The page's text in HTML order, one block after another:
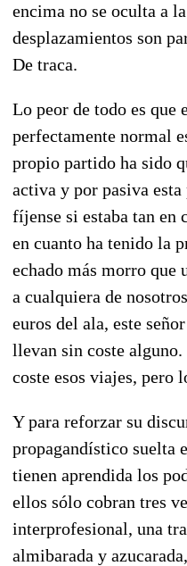
encima no se oculta a
desplazamientos son
De traca.
Lo peor de todo es que
perfectamente normal
propio partido ha sido
activa y por pasiva
fíjense si estaba tan en
en cuanto ha tenido la
echado más morro
a cualquiera de
euros del ala, este
llevan sin coste
coste esos viajes, pero
Y para reforzar su
propagandístico suelta
tienen aprendida los
ellos sólo cobran tres
interprofesional, una
almibarada y